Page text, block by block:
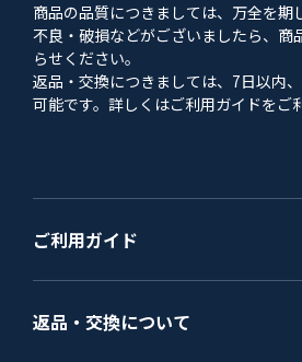
商品の品質につきましては、万全を期
不良・破損などがございましたら、商
らせください。
返品・交換につきましては、7日以内
可能です。詳しくはご利用ガイドをご
ご利用ガイド
返品・交換について